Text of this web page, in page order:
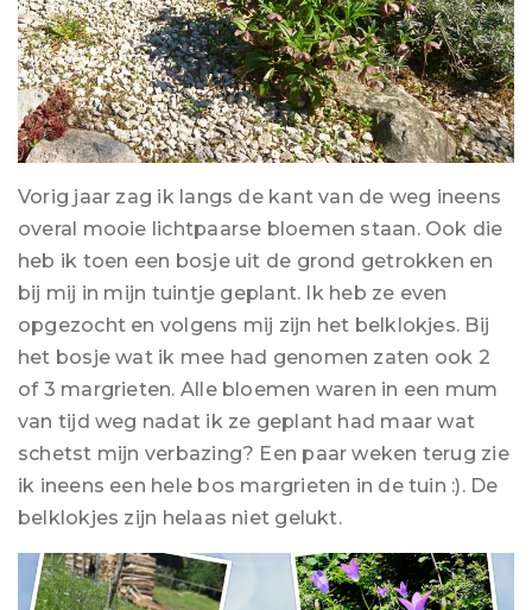
Vorig jaar zag ik langs de kant van de weg ineens
overal mooie lichtpaarse bloemen staan. Ook die
heb ik toen een bosje uit de grond getrokken en
bij mij in mijn tuintje geplant. Ik heb ze even
opgezocht en volgens mij zijn het belklokjes. Bij
het bosje wat ik mee had genomen zaten ook 2
of 3 margrieten. Alle bloemen waren in een mum
van tijd weg nadat ik ze geplant had maar wat
schetst mijn verbazing? Een paar weken terug zie
ik ineens een hele bos margrieten in de tuin :). De
belklokjes zijn helaas niet gelukt.